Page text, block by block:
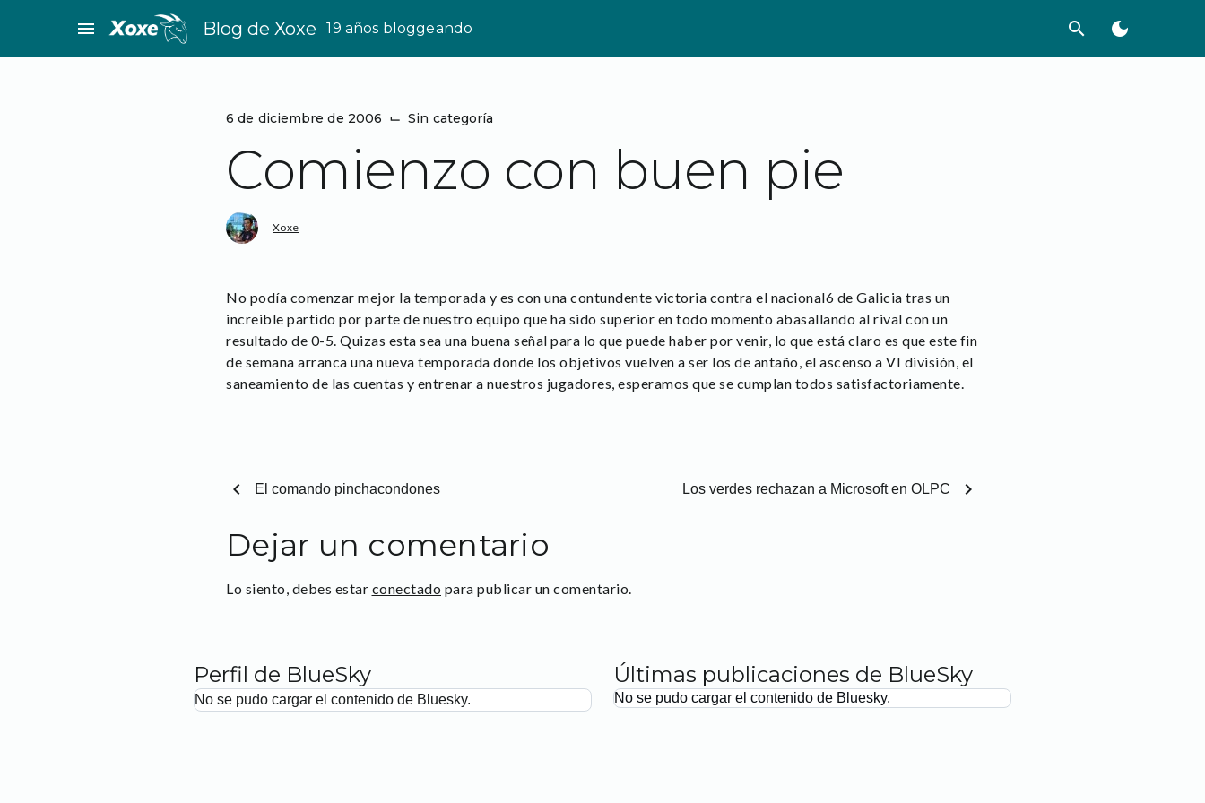
menu Blog de Xoxe 19 años bloggeando search dark_mode
6 de diciembre de 2006 ⌙ Sin categoría
Comienzo con buen pie
Xoxe
No podía comenzar mejor la temporada y es con una contundente victoria contra el nacional6 de Galicia tras un
increible partido por parte de nuestro equipo que ha sido superior en todo momento abasallando al rival con un
resultado de 0-5. Quizas esta sea una buena señal para lo que puede haber por venir, lo que está claro es que este fin
de semana arranca una nueva temporada donde los objetivos vuelven a ser los de antaño, el ascenso a VI división, el
saneamiento de las cuentas y entrenar a nuestros jugadores, esperamos que se cumplan todos satisfactoriamente.
chevron_left El comando pinchacondones Los verdes rechazan a Microsoft en OLPC chevron_right
Dejar un comentario
Lo siento, debes estar conectado para publicar un comentario.
Perfil de BlueSky
No se pudo cargar el contenido de Bluesky.
Últimas publicaciones de BlueSky
No se pudo cargar el contenido de Bluesky.